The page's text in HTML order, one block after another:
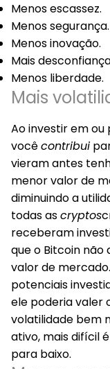
Menos escassez.
Menos segurança.
Menos inovação.
Mais
Menos liberdade.
Mais
Ao investir em
vocêcontribui
vieram antes
menor valor de
diminuindo a
todas ascryptos
receberam
que o Bitcoin não
valor de
potenciais
ele poderia valer
volatilidade bem
ativo, mais difícil
para baixo.